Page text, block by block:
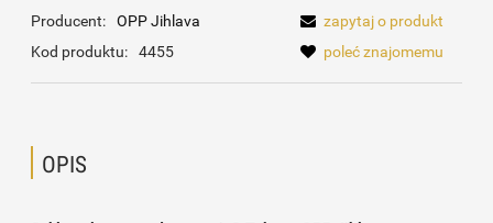
Producent:
OPP Jihlava
Kod produktu:
4455
zapytaj o produkt
poleć znajomemu
OPIS